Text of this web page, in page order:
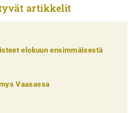
artikkelit
elokuun ensimmäisestä
Vaasassa